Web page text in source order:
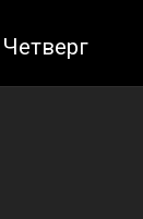
Четверг